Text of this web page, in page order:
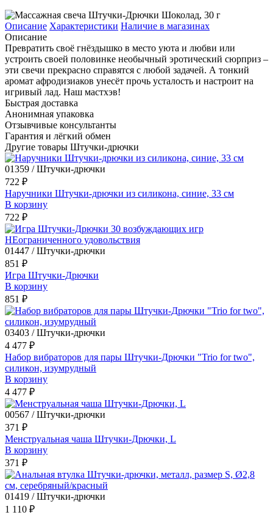
Описание Характеристики Наличие в магазинах
Описание
Превратить своё гнёздышко в место уюта и любви или
устроить своей половинке необычный эротический сюрприз –
эти свечи прекрасно справятся с любой задачей. А тонкий
аромат афродизиаков унесёт прочь усталость и настроит на
игривый лад. Наш мастхэв!
Быстрая доставка
Анонимная упаковка
Отзывчивые консультанты
Гарантия и лёгкий обмен
Другие товары Штучки-дрючки
01359 / Штучки-дрючки
722 ₽
Наручники Штучки-дрючки из силикона, синие, 33 см
В корзину
722 ₽
01447 / Штучки-дрючки
851 ₽
Игра Штучки-Дрючки
В корзину
851 ₽
03403 / Штучки-дрючки
4 477 ₽
Набор вибраторов для пары Штучки-Дрючки "Trio for two",
силикон, изумрудный
В корзину
4 477 ₽
00567 / Штучки-дрючки
371 ₽
Менструальная чаша Штучки-Дрючки, L
В корзину
371 ₽
01419 / Штучки-дрючки
1 110 ₽